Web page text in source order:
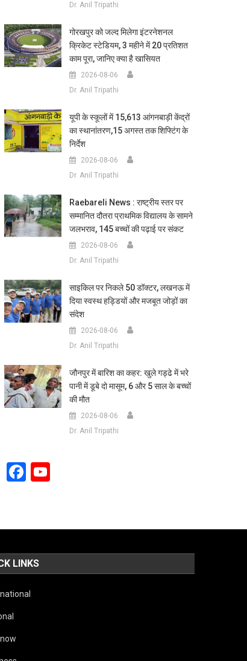
Dr. Anil Tripathi
गोरखपुर को जल्द मिलेगा इंटरनेशनल
क्रिकेट स्टेडियम, 3 महीने में 20 प्रतिशत
काम पूरा, जानिए क्या है खासियत
2026-08-06
Dr. Anil Tripathi
यूपी के स्कूलों में 15,613 आंगनबाड़ी केंद्रों
का स्थानांतरण,15 अगस्त तक शिफ्टिंग के
निर्देश
2026-08-06
Dr. Anil Tripathi
Raebareli News : राष्ट्रीय स्तर पर
सम्मानित दौतरा प्राथमिक विद्यालय के सामने
जलभराव, 145 बच्चों की पढ़ाई पर संकट
2026-08-06
Dr. Anil Tripathi
साइकिल पर निकले 50 डॉक्टर, लखनऊ में
दिया स्वस्थ हड्डियों और मजबूत जोड़ों का
संदेश
2026-08-06
Dr. Anil Tripathi
जौनपुर में बारिश का कहर: खुले गड्ढे में भरे
पानी में डूबे दो मासूम, 6 और 5 साल के बच्चों
की मौत
2026-08-06
Dr. Anil Tripathi
Facebook
LINKS